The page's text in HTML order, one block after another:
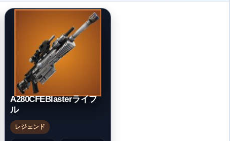
A280CFEBlasterライフ
ル
レジェンド